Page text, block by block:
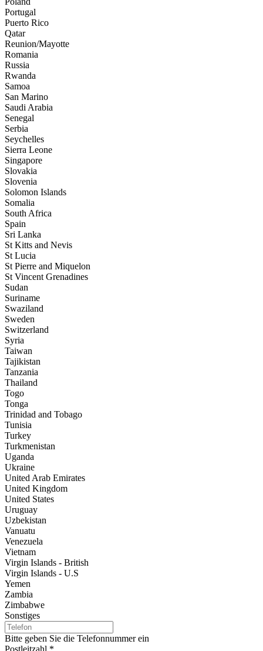
Portugal
Puerto Rico
Qatar
Reunion/Mayotte
Romania
Russia
Rwanda
Samoa
San Marino
Saudi Arabia
Senegal
Serbia
Seychelles
Sierra Leone
Singapore
Slovakia
Slovenia
Solomon Islands
Somalia
South Africa
Spain
Sri Lanka
St Kitts and Nevis
St Lucia
St Pierre and Miquelon
St Vincent Grenadines
Sudan
Suriname
Swaziland
Sweden
Switzerland
Syria
Taiwan
Tajikistan
Tanzania
Thailand
Togo
Tonga
Trinidad and Tobago
Tunisia
Turkey
Turkmenistan
Uganda
Ukraine
United Arab Emirates
United Kingdom
United States
Uruguay
Uzbekistan
Vanuatu
Venezuela
Vietnam
Virgin Islands - British
Virgin Islands - U.S
Yemen
Zambia
Zimbabwe
Sonstiges
Bitte geben Sie die Telefonnummer ein
Postleitzahl *